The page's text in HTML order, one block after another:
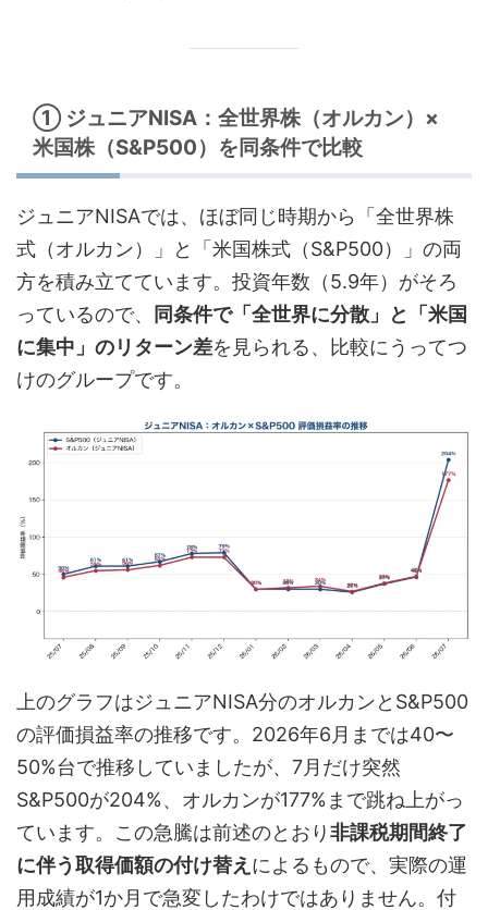
① ジュニアNISA：全世界株（オルカン）×
米国株（S&P500）を同条件で比較
ジュニアNISAでは、ほぼ同じ時期から「全世界株
式（オルカン）」と「米国株式（S&P500）」の両
方を積み立てています。投資年数（5.9年）がそろ
っているので、 同条件で「全世界に分散」と「米国
に集中」のリターン差を見られる、比較にうってつ
けのグループです。
上のグラフはジュニアNISA分のオルカンとS&P500
の評価損益率の推移です。2026年6月までは40〜
50%台で推移していましたが、7月だけ突然
S&P500が204%、オルカンが177%まで跳ね上がっ
ています。この急騰は前述のとおり非課税期間終了
に伴う取得価額の付け替え によるもので、実際の運
用成績が1か月で急変したわけではありません。付